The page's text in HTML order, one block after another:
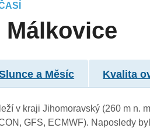
Málkovice
a Měsíc Kvalita
v kraji Jihomoravský (260 m n.
GFS, ECMWF). Naposledy